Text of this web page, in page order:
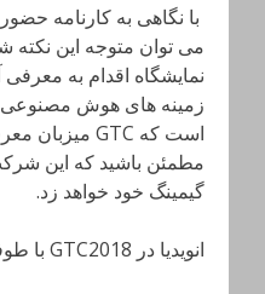
می توان متوجه این نکته
نمایشگاه اقدام به
مطمئن باشید که این
گیمینگ خود خواهد زد.
انویدیا در GTC2018 با طوفانی از جنس AI می آید!